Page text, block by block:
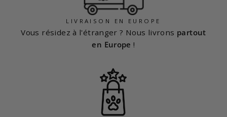
LIVRAISON EN EUROPE
Vous résidez à l'étranger ? Nous livrons partout
en Europe !